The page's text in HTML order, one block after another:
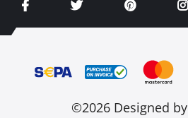
©2026 Designed by